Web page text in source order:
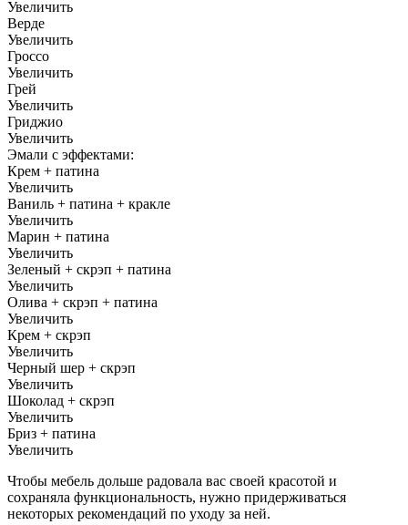
Увеличить
Верде
Увеличить
Гроссо
Увеличить
Грей
Увеличить
Гриджио
Увеличить
Эмали с эффектами:
Крем + патина
Увеличить
Ваниль + патина + кракле
Увеличить
Марин + патина
Увеличить
Зеленый + скрэп + патина
Увеличить
Олива + скрэп + патина
Увеличить
Крем + скрэп
Увеличить
Черный шер + скрэп
Увеличить
Шоколад + скрэп
Увеличить
Бриз + патина
Увеличить
Чтобы мебель дольше радовала вас своей красотой и
сохраняла функциональность, нужно придерживаться
некоторых рекомендаций по уходу за ней.